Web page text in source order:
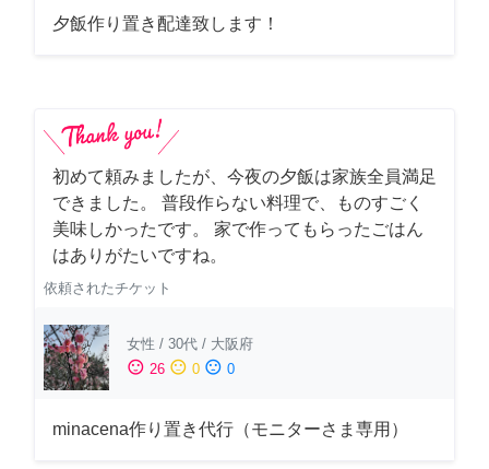
夕飯作り置き配達致します！
初めて頼みましたが、今夜の夕飯は家族全員満足
できました。 普段作らない料理で、ものすごく
美味しかったです。 家で作ってもらったごはん
はありがたいですね。
依頼されたチケット
女性 / 30代 / 大阪府
sentiment_satisfied 26 sentiment_neutral 0 sentiment_dissatisfied 0
minacena作り置き代行（モニターさま専用）